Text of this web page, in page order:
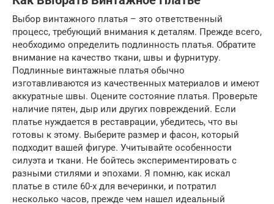
Выбор винтажного платья – это ответственный
процесс, требующий внимания к деталям. Прежде всего,
необходимо определить подлинность платья. Обратите
внимание на качество ткани, швы и фурнитуру.
Подлинные винтажные платья обычно
изготавливаются из качественных материалов и имеют
аккуратные швы. Оцените состояние платья. Проверьте
наличие пятен, дыр или других повреждений. Если
платье нуждается в реставрации, убедитесь, что вы
готовы к этому. Выберите размер и фасон, который
подходит вашей фигуре. Учитывайте особенности
силуэта и ткани. Не бойтесь экспериментировать с
разными стилями и эпохами. Я помню, как искал
платье в стиле 60-х для вечеринки, и потратил
несколько часов, прежде чем нашел идеальный